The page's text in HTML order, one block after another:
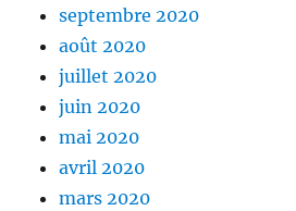
septembre 2020
août 2020
juillet 2020
juin 2020
mai 2020
avril 2020
mars 2020